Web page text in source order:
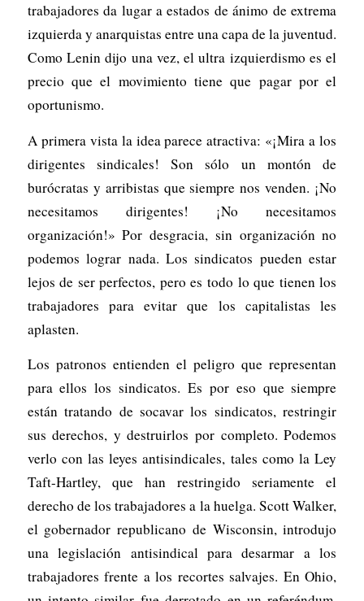
trabajadores da lugar a estados de ánimo de extrema
izquierda y anarquistas entre una capa de la juventud.
Como Lenin dijo una vez, el ultra izquierdismo es el
precio que el movimiento tiene que pagar por el
oportunismo.
A primera vista la idea parece atractiva: «¡Mira a los
dirigentes sindicales! Son sólo un montón de
burócratas y arribistas que siempre nos venden. ¡No
necesitamos dirigentes! ¡No necesitamos
organización!» Por desgracia, sin organización no
podemos lograr nada. Los sindicatos pueden estar
lejos de ser perfectos, pero es todo lo que tienen los
trabajadores para evitar que los capitalistas les
aplasten.
Los patronos entienden el peligro que representan
para ellos los sindicatos. Es por eso que siempre
están tratando de socavar los sindicatos, restringir
sus derechos, y destruirlos por completo. Podemos
verlo con las leyes antisindicales, tales como la Ley
Taft-Hartley, que han restringido seriamente el
derecho de los trabajadores a la huelga. Scott Walker,
el gobernador republicano de Wisconsin, introdujo
una legislación antisindical para desarmar a los
trabajadores frente a los recortes salvajes. En Ohio,